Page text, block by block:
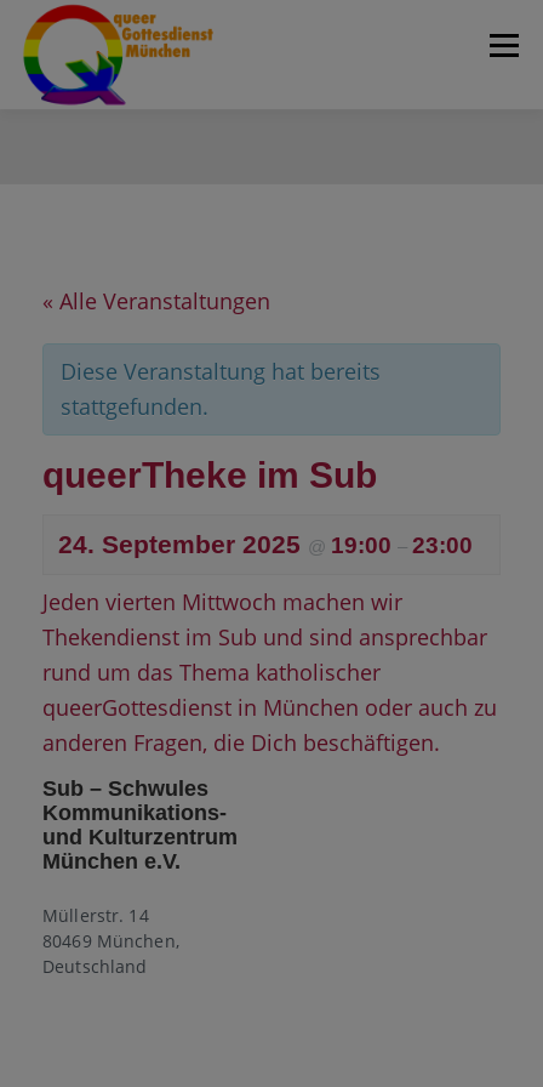
Zum
Inhalt
springen
Menü
« Alle Veranstaltungen
Diese Veranstaltung hat bereits
stattgefunden.
queerTheke im Sub
24. September 2025 @ 19:00 – 23:00
Jeden vierten Mittwoch machen wir
Thekendienst im Sub und sind ansprechbar
rund um das Thema katholischer
queerGottesdienst in München oder auch zu
anderen Fragen, die Dich beschäftigen.
Sub – Schwules
Kommunikations-
und Kulturzentrum
München e.V.
Müllerstr. 14
80469 München,
Deutschland